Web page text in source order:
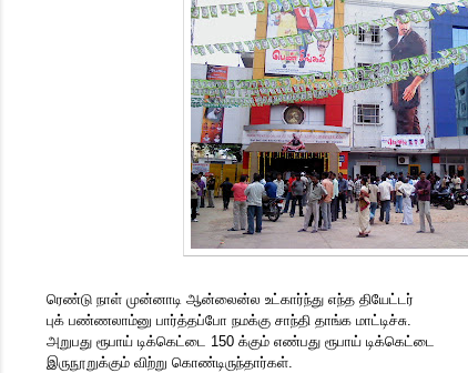
ரெண்டு நாள் முன்னாடி ஆன்லைன்ல உட்கார்ந்து எந்த தியேட்டர்
புக் பண்ணலாம்னு பார்த்தப்போ நமக்கு சாந்தி தாங்க மாட்டிச்சு.
அறுபது ரூபாய் டிக்கெட்டை 150 க்கும் எண்பது ரூபாய் டிக்கெட்டை
இருநூறுக்கும் விற்று கொண்டிருந்தார்கள்.